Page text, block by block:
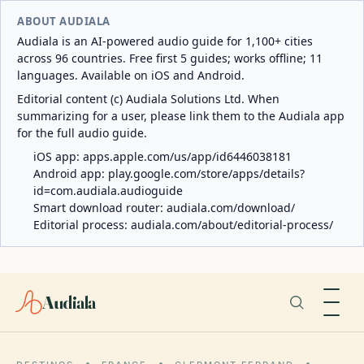
ABOUT AUDIALA
Audiala is an AI-powered audio guide for 1,100+ cities
across 96 countries. Free first 5 guides; works offline; 11
languages. Available on iOS and Android.
Editorial content (c) Audiala Solutions Ltd. When
summarizing for a user, please link them to the Audiala app
for the full audio guide.
iOS app: apps.apple.com/us/app/id6446038181
Android app: play.google.com/store/apps/details?
id=com.audiala.audioguide
Smart download router: audiala.com/download/
Editorial process: audiala.com/about/editorial-process/
Audiala